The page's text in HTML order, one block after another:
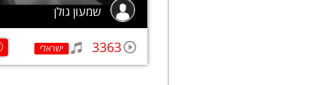
שמעון גולן
3363 ישראלי